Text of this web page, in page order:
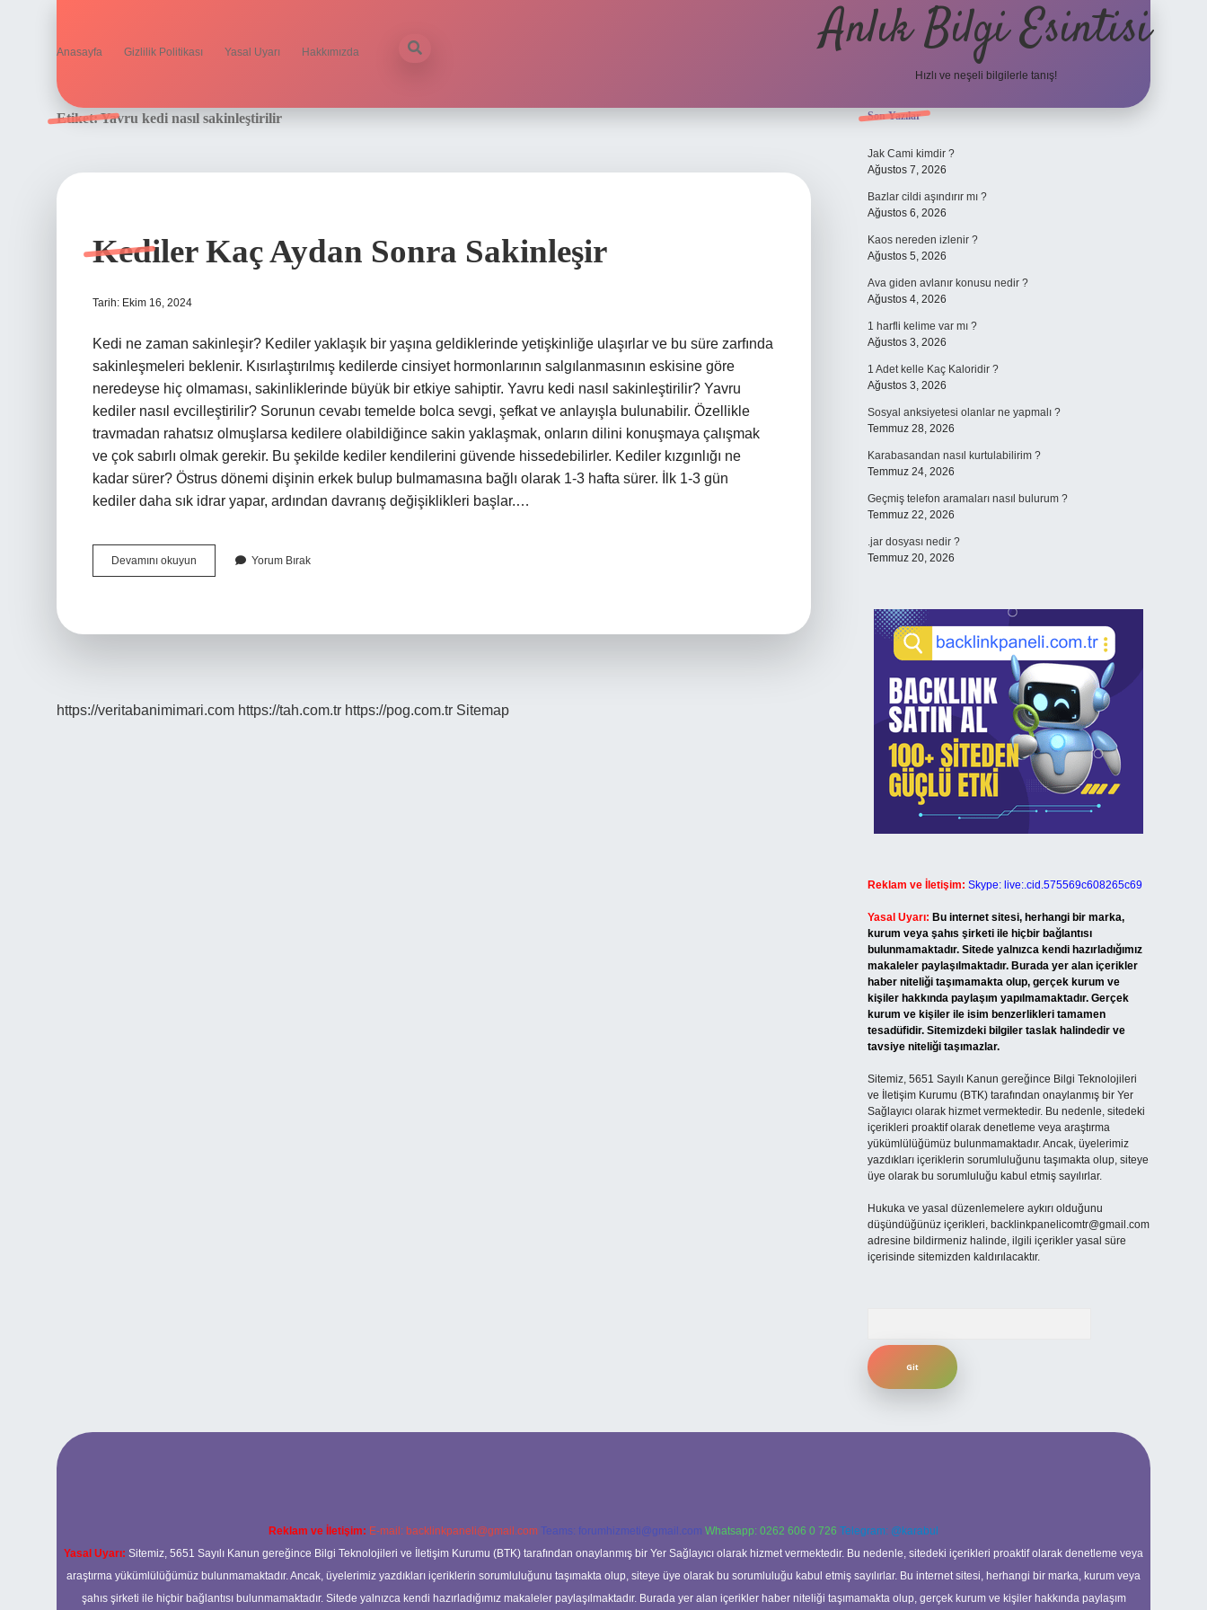
Anasayfa Gizlilik Politikası Yasal Uyarı Hakkımızda Anlık Bilgi Esintisi
Hızlı ve neşeli bilgilerle tanış!
Etiket:Yavru kedi nasıl sakinleştirilir
Kediler Kaç Aydan Sonra Sakinleşir
Tarih: Ekim 16, 2024
Kedi ne zaman sakinleşir? Kediler yaklaşık bir yaşına geldiklerinde yetişkinliğe ulaşırlar ve bu süre zarfında
sakinleşmeleri beklenir. Kısırlaştırılmış kedilerde cinsiyet hormonlarının salgılanmasının eskisine göre
neredeyse hiç olmaması, sakinliklerinde büyük bir etkiye sahiptir. Yavru kedi nasıl sakinleştirilir? Yavru
kediler nasıl evcilleştirilir? Sorunun cevabı temelde bolca sevgi, şefkat ve anlayışla bulunabilir. Özellikle
travmadan rahatsız olmuşlarsa kedilere olabildiğince sakin yaklaşmak, onların dilini konuşmaya çalışmak
ve çok sabırlı olmak gerekir. Bu şekilde kediler kendilerini güvende hissedebilirler. Kediler kızgınlığı ne
kadar sürer? Östrus dönemi dişinin erkek bulup bulmamasına bağlı olarak 1-3 hafta sürer. İlk 1-3 gün
kediler daha sık idrar yapar, ardından davranış değişiklikleri başlar.…
Devamını okuyun
Kaç
Yorum Bırak
https://veritabanimimari.com https://tah.com.tr https://pog.com.tr Sitemap
Sidebar
Son Yazılar
Jak Cami kimdir ?
Ağustos 7, 2026
Bazlar cildi aşındırır mı ?
Ağustos 6, 2026
Kaos nereden izlenir ?
Ağustos 5, 2026
Ava giden avlanır konusu nedir ?
Ağustos 4, 2026
1 harfli kelime var mı ?
Ağustos 3, 2026
1 Adet kelle Kaç Kaloridir ?
Ağustos 3, 2026
Sosyal anksiyetesi olanlar ne yapmalı ?
Temmuz 28, 2026
Karabasandan nasıl kurtulabilirim ?
Temmuz 24, 2026
Geçmiş telefon aramaları nasıl bulurum ?
Temmuz 22, 2026
.jar dosyası nedir ?
Temmuz 20, 2026
Reklam ve İletişim: Skype: live:.cid.575569c608265c69
Yasal Uyarı: Bu internet sitesi, herhangi bir marka,
kurum veya şahıs şirketi ile hiçbir bağlantısı
bulunmamaktadır. Sitede yalnızca kendi hazırladığımız
makaleler paylaşılmaktadır. Burada yer alan içerikler
haber niteliği taşımamakta olup, gerçek kurum ve
kişiler hakkında paylaşım yapılmamaktadır. Gerçek
kurum ve kişiler ile isim benzerlikleri tamamen
tesadüfidir. Sitemizdeki bilgiler taslak halindedir ve
tavsiye niteliği taşımazlar.
Sitemiz, 5651 Sayılı Kanun gereğince Bilgi Teknolojileri
ve İletişim Kurumu (BTK) tarafından onaylanmış bir Yer
Sağlayıcı olarak hizmet vermektedir. Bu nedenle, sitedeki
içerikleri proaktif olarak denetleme veya araştırma
yükümlülüğümüz bulunmamaktadır. Ancak, üyelerimiz
yazdıkları içeriklerin sorumluluğunu taşımakta olup, siteye
üye olarak bu sorumluluğu kabul etmiş sayılırlar.
Hukuka ve yasal düzenlemelere aykırı olduğunu
düşündüğünüz içerikleri, backlinkpanelicomtr@gmail.com
adresine bildirmeniz halinde, ilgili içerikler yasal süre
içerisinde sitemizden kaldırılacaktır.
Reklam ve İletişim: E-mail: backlinkpaneli@gmail.com Teams: forumhizmeti@gmail.com Whatsapp: 0262 606 0 726 Telegram: @karabul
Yasal Uyarı: Sitemiz, 5651 Sayılı Kanun gereğince Bilgi Teknolojileri ve İletişim Kurumu (BTK) tarafından onaylanmış bir Yer Sağlayıcı olarak hizmet vermektedir. Bu nedenle, sitedeki içerikleri proaktif olarak denetleme veya
araştırma yükümlülüğümüz bulunmamaktadır. Ancak, üyelerimiz yazdıkları içeriklerin sorumluluğunu taşımakta olup, siteye üye olarak bu sorumluluğu kabul etmiş sayılırlar. Bu internet sitesi, herhangi bir marka, kurum veya
şahıs şirketi ile hiçbir bağlantısı bulunmamaktadır. Sitede yalnızca kendi hazırladığımız makaleler paylaşılmaktadır. Burada yer alan içerikler haber niteliği taşımamakta olup, gerçek kurum ve kişiler hakkında paylaşım